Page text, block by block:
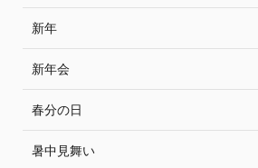
新年
新年会
春分の日
暑中見舞い